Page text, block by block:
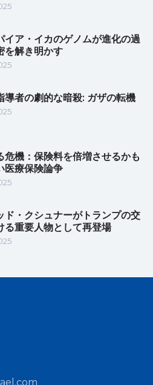
イア・イカのゲノムが進化の過
を解き明かす
導者の劇的な暗殺: ガザの転機
危機：保険料を倍増させるかも
医療保険論争
ド・クシュナーがトランプの交
る重要人物として再登場